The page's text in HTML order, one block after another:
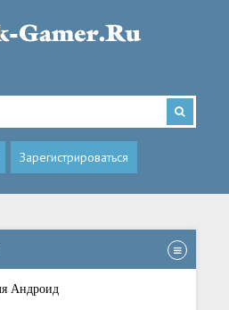
Зарегистрироваться
Андроид